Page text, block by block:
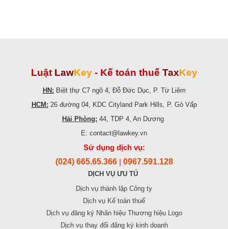
Luật LawKey - Kế toán thuế TaxKey
HN: Biệt thự C7 ngõ 4, Đỗ Đức Dục, P. Từ Liêm
HCM: 26 đường 04, KDC Cityland Park Hills, P. Gò Vấp
Hải Phòng: 44, TDP 4, An Dương
E: contact@lawkey.vn
Sử dụng dịch vụ:
(024) 665.65.366 0967.591.128
DỊCH VỤ ƯU TÚ
Dịch vụ thành lập Công ty
Dịch vụ Kế toán thuế
Dịch vụ đăng ký Nhãn hiệu Thương hiệu Logo
Dịch vụ thay đổi đăng ký kinh doanh